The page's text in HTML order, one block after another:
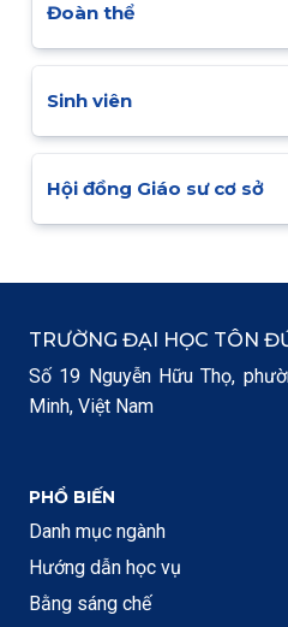
Đoàn thể
Sinh viên
Hội đồng Giáo sư cơ sở
TRƯỜNG ĐẠI HỌC TÔN
Số 19 Nguyễn Hữu Thọ,
Minh, Việt Nam
PHỔ BIẾN
Danh mục ngành
Hướng dẫn học vụ
Bằng sáng chế